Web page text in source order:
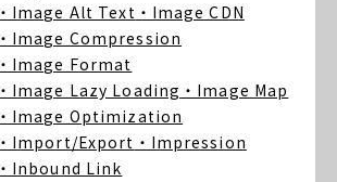
・Image Alt Text ・Image CDN
・Image Compression
・Image Format
・Image Lazy Loading ・Image Map
・Image Optimization
・Import/Export ・Impression
・Inbound Link